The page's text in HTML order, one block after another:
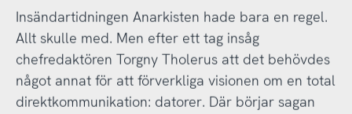
Insändartidningen Anarkisten hade bara en regel.
Allt skulle med. Men efter ett tag insåg
chefredaktören Torgny Tholerus att det behövdes
något annat för att förverkliga visionen om en total
direktkommunikation: datorer. Där börjar sagan